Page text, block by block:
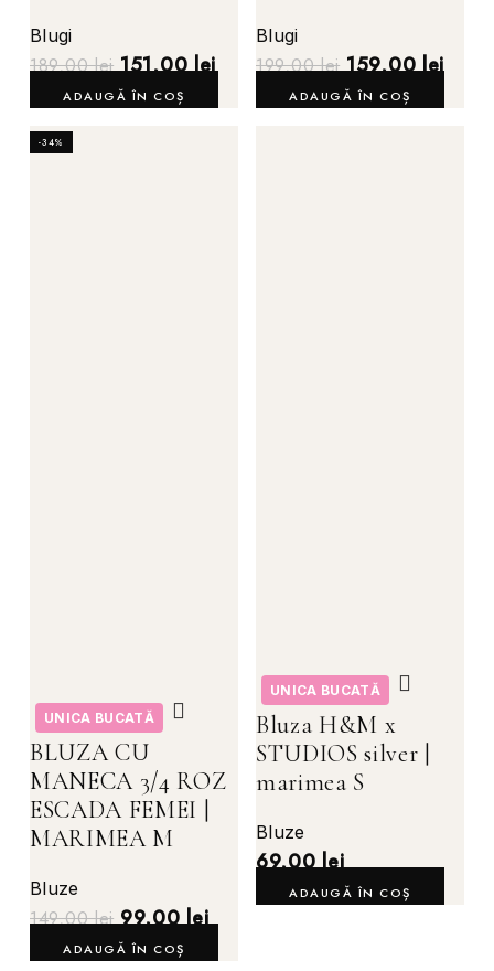
Blugi
189,00lei 151,00lei
ADAUGĂ ÎN COȘ
Blugi
199,00lei 159,00lei
ADAUGĂ ÎN COȘ
-34%
UNICA BUCATĂ
BLUZA CU
MANECA 3/4 ROZ
ESCADA FEMEI |
MARIMEA M
Bluze
149,00lei 99,00lei
ADAUGĂ ÎN COȘ
UNICA BUCATĂ
Bluza H&M x
STUDIOS silver |
marimea S
Bluze
69,00lei
ADAUGĂ ÎN COȘ